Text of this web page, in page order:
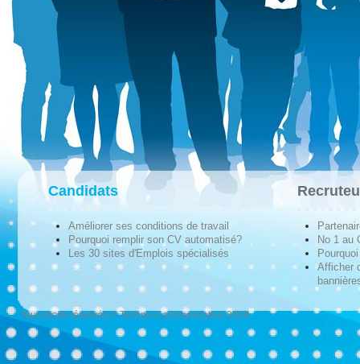
Candidats
Améliorer ses conditions de travail
Pourquoi remplir son CV automatisé?
Les 30 sites d'Emplois spécialisés
No 1 au
Afficher
Tous droits réservés © Techno-Communication 2026